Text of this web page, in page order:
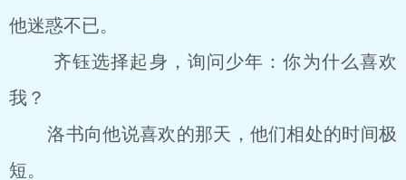
他迷惑不已。
齐钰选择起身，询问少年：你为什么喜欢
我？
洛书向他说喜欢的那天，他们相处的时间极
短。